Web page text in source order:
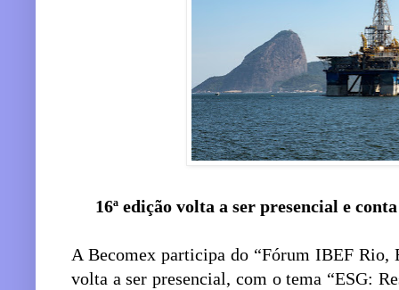
16ª edição volta a ser presencial e
A Becomex participa do “Fórum IBEF Rio,
volta a ser presencial, com o tema “ESG: